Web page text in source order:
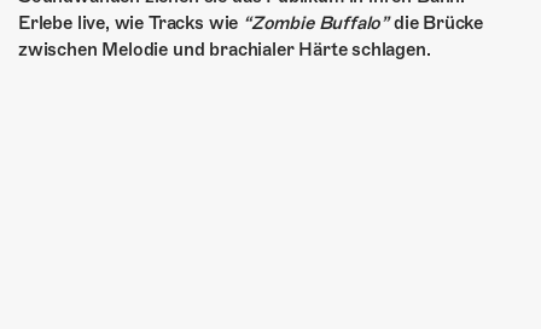
Erlebe live, wie Tracks wie “Zombie Buffalo”die Brücke
zwischen Melodie und brachialer Härte schlagen.